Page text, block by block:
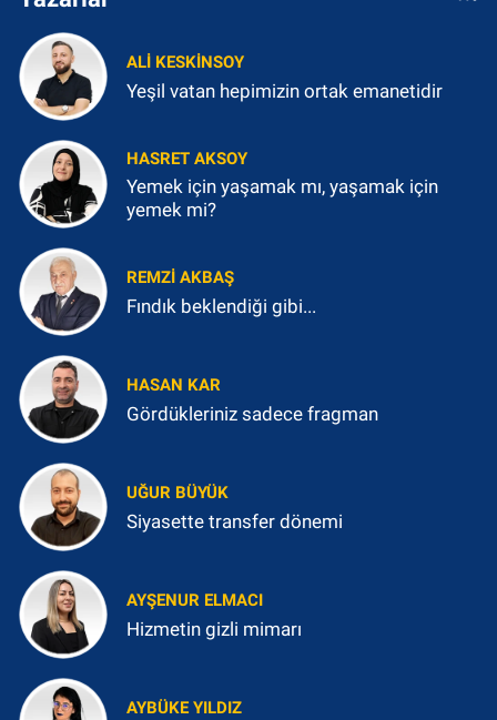
ALI KESKINSOY
Yeşil vatan hepimizin ortak emanetidir
HASRET AKSOY
Yemek için yaşamak mı, yaşamak için
yemek mi?
REMZI AKBAŞ
Fındık beklendiği gibi...
HASAN KAR
Gördükleriniz sadece fragman
UĞUR BÜYÜK
Siyasette transfer dönemi
AYŞENUR ELMACI
Hizmetin gizli mimarı
AYBÜKE YILDIZ